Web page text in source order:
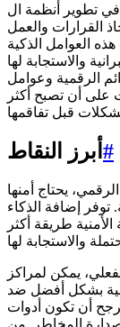
تطوير أنظمة ال
القرارات والعمل
العوامل الذكية
والاستجابة لها
الرقمية وعوامل
على أن تصبح أكثر
أبرز النقاط #
يحتاج أمنها
توفر إضافة الذكاء
طريقة أكثر
يمكن لمراكز
بشكل أفضل ضد
أن تكون أدوات